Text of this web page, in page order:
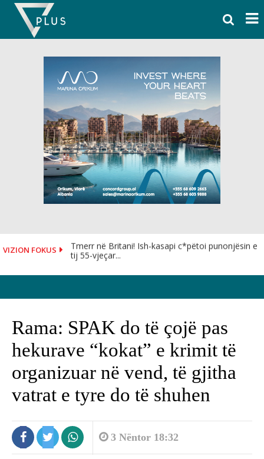
Skip
content
VIZION FOKUS
Tmerr në Britani! Ish-kasapi c*pëtoi punonjësin e
tij 55-vjeçar...
Rama: SPAK do të çojë pas
hekurave “kokat” e krimit të
organizuar në vend, të gjitha
vatrat e tyre do të shuhen
3 Nëntor 18:32